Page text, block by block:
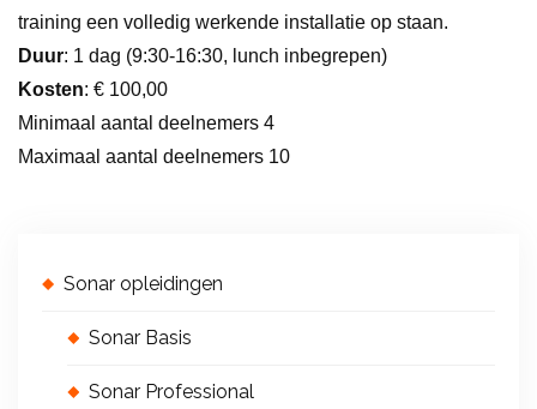
training een volledig werkende installatie op staan.
Duur: 1 dag (9:30-16:30, lunch inbegrepen)
Kosten: € 100,00
Minimaal aantal deelnemers 4
Maximaal aantal deelnemers 10
Sonar opleidingen
Sonar Basis
Sonar Professional